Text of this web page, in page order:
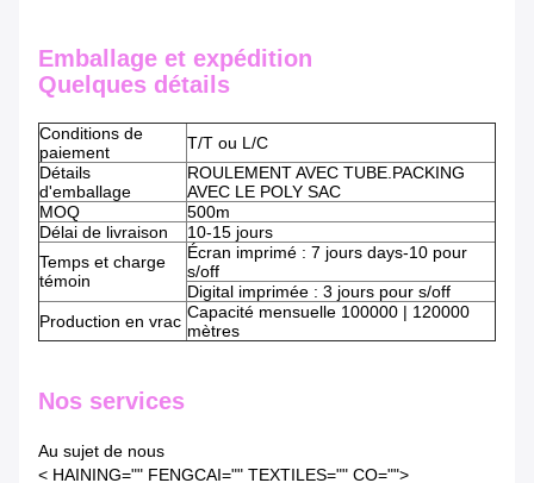
Emballage et expédition
Quelques détails
Conditions de
paiement
T/T ou L/C
Détails
d'emballage
ROULEMENT AVEC TUBE.PACKING
AVEC LE POLY SAC
MOQ
500m
Délai de livraison
10-15 jours
Temps et charge
témoin
Écran imprimé : 7 jours days-10 pour
s/off
Digital imprimée : 3 jours pour s/off
Production en vrac Capacité mensuelle 100000 | 120000
mètres
Nos services
Au sujet de nous
< HAINING="" FENGCAI="" TEXTILES="" CO="">